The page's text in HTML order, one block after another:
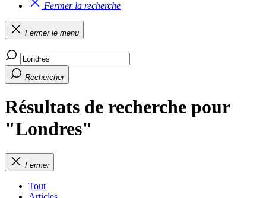
Fermer la recherche
Fermer le menu
Rechercher
Résultats de recherche pour
"Londres"
Fermer
Tout